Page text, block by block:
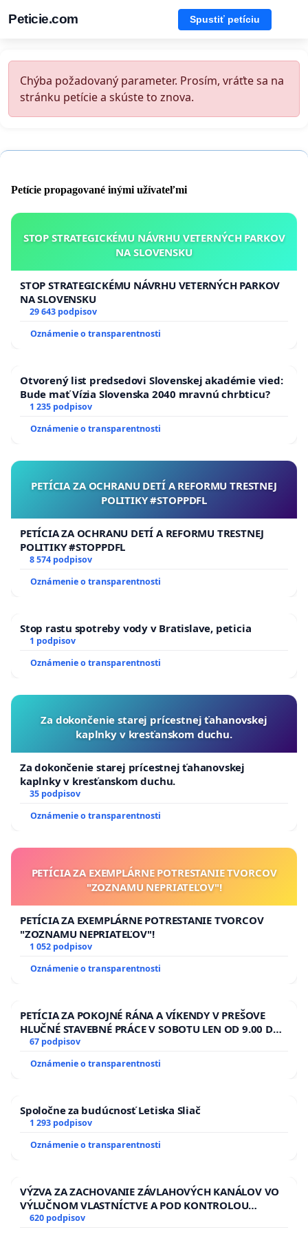
Peticie.com Spustiť petíciu
Chýba požadovaný parameter. Prosím, vráťte sa na
stránku petície a skúste to znova.
Petície propagované inými užívateľmi
STOP STRATEGICKÉMU NÁVRHU VETERNÝCH PARKOV
NA SLOVENSKU
STOP STRATEGICKÉMU NÁVRHU VETERNÝCH PARKOV
NA SLOVENSKU
29 643 podpisov
Oznámenie o transparentnosti
Otvorený list predsedovi Slovenskej akadémie vied:
Bude mať Vízia Slovenska 2040 mravnú chrbticu?
1 235 podpisov
Oznámenie o transparentnosti
PETÍCIA ZA OCHRANU DETÍ A REFORMU TRESTNEJ
POLITIKY #STOPPDFL
PETÍCIA ZA OCHRANU DETÍ A REFORMU TRESTNEJ
POLITIKY #STOPPDFL
8 574 podpisov
Oznámenie o transparentnosti
Stop rastu spotreby vody v Bratislave, peticia
1 podpisov
Oznámenie o transparentnosti
Za dokončenie starej prícestnej ťahanovskej
kaplnky v kresťanskom duchu.
Za dokončenie starej prícestnej ťahanovskej
kaplnky v kresťanskom duchu.
35 podpisov
Oznámenie o transparentnosti
PETÍCIA ZA EXEMPLÁRNE POTRESTANIE TVORCOV
"ZOZNAMU NEPRIATEĽOV"!
PETÍCIA ZA EXEMPLÁRNE POTRESTANIE TVORCOV
"ZOZNAMU NEPRIATEĽOV"!
1 052 podpisov
Oznámenie o transparentnosti
PETÍCIA ZA POKOJNÉ RÁNA A VÍKENDY V PREŠOVE
HLUČNÉ STAVEBNÉ PRÁCE V SOBOTU LEN OD 9.00 DO
13.00 HOD., CEZ PRACOVNÝ TÝŽDEŇ CIEĽ 8.00 – 18.00
HOD. A PRAVIDELNÁ KONTROLA STAVBY C-AREA NA
ĎUMBIERSKEJ/MAGU
67 podpisov
Oznámenie o transparentnosti
Spoločne za budúcnosť Letiska Sliač
1 293 podpisov
Oznámenie o transparentnosti
VÝZVA ZA ZACHOVANIE ZÁVLAHOVÝCH KANÁLOV VO
VÝLUČNOM VLASTNÍCTVE A POD KONTROLOU
SLOVENSKEJ REPUBLIKY & žiadosť na riešenie
620 podpisov